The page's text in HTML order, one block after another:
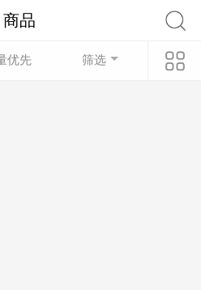
商品
优先 筛选